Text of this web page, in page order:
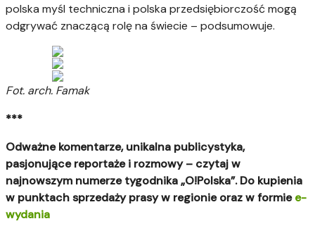
polska myśl techniczna i polska przedsiębiorczość mogą
odgrywać znaczącą rolę na świecie – podsumowuje.
Fot. arch. Famak
***
Odważne komentarze, unikalna publicystyka,
pasjonujące reportaże i rozmowy – czytaj w
najnowszym numerze tygodnika „O!Polska”. Do kupienia
w punktach sprzedaży prasy w regionie oraz w formiee-
wydania